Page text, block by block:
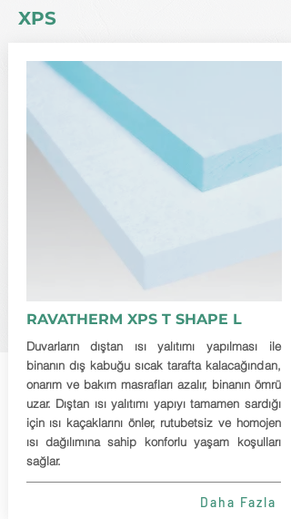
XPS
RAVATHERM XPS T SHAPE L
Duvarların dıştan ısı yalıtımı yapılması ile
binanın dış kabuğu sıcak tarafta kalacağından,
onarım ve bakım masrafları azalır, binanın ömrü
uzar. Dıştan ısı yalıtımı yapıyı tamamen sardığı
için ısı kaçaklarını önler, rutubetsiz ve homojen
ısı dağılımına sahip konforlu yaşam koşulları
sağlar.
Daha Fazla